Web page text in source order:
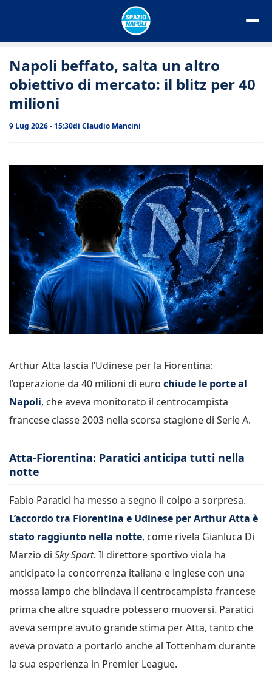
Napoli beffato, salta un altro
obiettivo di mercato: il blitz per 40
milioni
9 Lug 2026 - 15:30di Claudio Mancini
Arthur Atta lascia l’Udinese per la Fiorentina:
l’operazione da 40 milioni di euro chiude le porte al
Napoli, che aveva monitorato il centrocampista
francese classe 2003 nella scorsa stagione di Serie A.
Atta-Fiorentina: Paratici anticipa tutti nella
notte
Fabio Paratici ha messo a segno il colpo a sorpresa.
L’accordo tra Fiorentina e Udinese per Arthur Atta è
stato raggiunto nella notte, come rivela Gianluca Di
Marzio di Sky Sport. Il direttore sportivo viola ha
anticipato la concorrenza italiana e inglese con una
mossa lampo che blindava il centrocampista francese
prima che altre squadre potessero muoversi. Paratici
aveva sempre avuto grande stima per Atta, tanto che
aveva provato a portarlo anche al Tottenham durante
la sua esperienza in Premier League.